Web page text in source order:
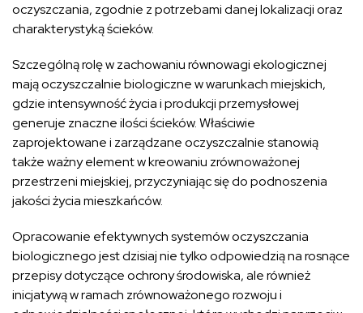
oczyszczania, zgodnie z potrzebami danej lokalizacji oraz
charakterystyką ścieków.
Szczególną rolę w zachowaniu równowagi ekologicznej
mają oczyszczalnie biologiczne w warunkach miejskich,
gdzie intensywność życia i produkcji przemysłowej
generuje znaczne ilości ścieków. Właściwie
zaprojektowane i zarządzane oczyszczalnie stanowią
także ważny element w kreowaniu zrównoważonej
przestrzeni miejskiej, przyczyniając się do podnoszenia
jakości życia mieszkańców.
Opracowanie efektywnych systemów oczyszczania
biologicznego jest dzisiaj nie tylko odpowiedzią na rosnące
przepisy dotyczące ochrony środowiska, ale również
inicjatywą w ramach zrównoważonego rozwoju i